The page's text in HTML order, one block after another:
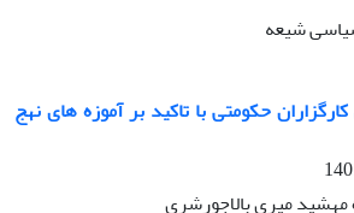
شیعه
حکومتی با تاکید بر آموزه های نهج
میری بالاجورشری